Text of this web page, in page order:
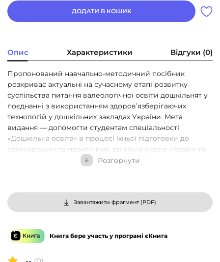
ДОДАТИ В КОШИК
Опис Характеристики Відгуки (0)
Пропонований навчально-методичний посібник
розкриває актуальні на сучасному етапі розвитку
суспільства питання валеологічної освіти дошкільнят у
поєднанні з використанням здоров’язберігаючих
технологій у дошкільних закладах України. Мета
видання — допомогти студентам спеціальності
«Дошкільна освіта» в процесі їхньої підготовки до
семінарських та практичних занять із курсів «Теорія та
техно- логія валеологічної освіти дошкільників» та
завдань до кожної з передбачених тем доповнені
цікавими та змістовними рубриками, а також
питаннями та завданнями для самостійної роботи,
літератури та інформаційних ресурсів для більш
спеціальності «Дошкільна освіта», вихователів, учителів
Розгорнути
Завантажити фрагмент (PDF)
Книга бере участь у програмі єКнига